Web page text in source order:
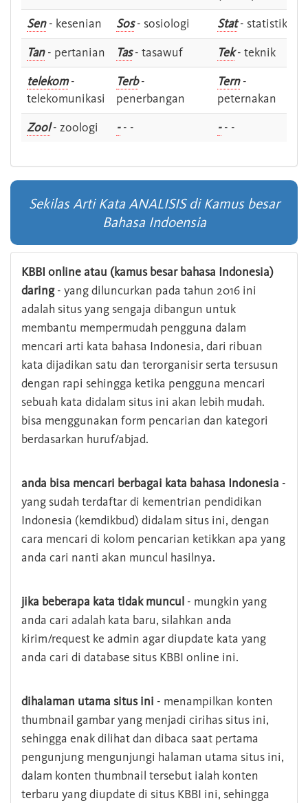
Sen- kesenian Sos- sosiologi Stat- statistik
Tan- pertanian Tas- tasawuf Tek- teknik
telekom-
telekomunikasi
Terb-
penerbangan
Tern-
peternakan
Zool- zoologi -- - -- -
Sekilas Arti Kata ANALISIS di Kamus besar
Bahasa Indoensia
KBBI online atau (kamus besar bahasa Indonesia)
daring- yang diluncurkan pada tahun 2016 ini
adalah situs yang sengaja dibangun untuk
membantu mempermudah pengguna dalam
mencari arti kata bahasa Indonesia, dari ribuan
kata dijadikan satu dan terorganisir serta tersusun
dengan rapi sehingga ketika pengguna mencari
sebuah kata didalam situs ini akan lebih mudah.
bisa menggunakan form pencarian dan kategori
berdasarkan huruf/abjad.
anda bisa mencari berbagai kata bahasa Indonesia -
yang sudah terdaftar di kementrian pendidikan
Indonesia (kemdikbud) didalam situs ini, dengan
cara mencari di kolom pencarian ketikkan apa yang
anda cari nanti akan muncul hasilnya.
jika beberapa kata tidak muncul - mungkin yang
anda cari adalah kata baru, silahkan anda
kirim/request ke admin agar diupdate kata yang
anda cari di database situs KBBI online ini.
dihalaman utama situs ini - menampilkan konten
thumbnail gambar yang menjadi cirihas situs ini,
sehingga enak dilihat dan dibaca saat pertama
pengunjung mengunjungi halaman utama situs ini,
dalam konten thumbnail tersebut ialah konten
terbaru yang diupdate di situs KBBI ini, sehingga